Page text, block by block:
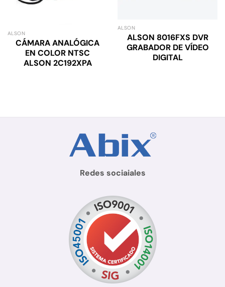
ALSON
CÁMARA ANALÓGICA
EN COLOR NTSC
ALSON 2C192XPA
ALSON
ALSON 8016FXS DVR
GRABADOR DE VÍDEO
DIGITAL
Redes sociaiales